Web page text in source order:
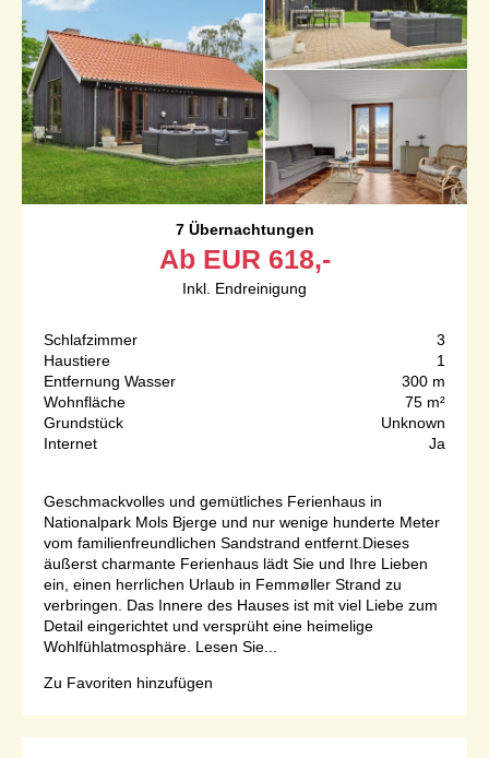
7 Übernachtungen
Ab EUR 618,-
Inkl. Endreinigung
Schlafzimmer
3
Haustiere
1
Entfernung Wasser
300 m
Wohnfläche
75 m²
Grundstück
Unknown
Internet
Ja
Geschmackvolles und gemütliches Ferienhaus in
Nationalpark Mols Bjerge und nur wenige hunderte Meter
vom familienfreundlichen Sandstrand entfernt.Dieses
äußerst charmante Ferienhaus lädt Sie und Ihre Lieben
ein, einen herrlichen Urlaub in Femmøller Strand zu
verbringen. Das Innere des Hauses ist mit viel Liebe zum
Detail eingerichtet und versprüht eine heimelige
Wohlfühlatmosphäre. Lesen Sie...
Zu Favoriten hinzufügen